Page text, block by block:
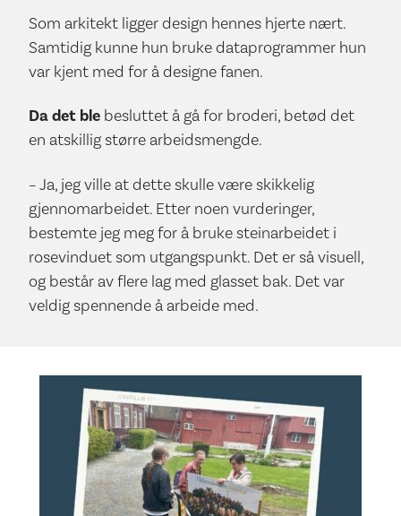
Som arkitekt ligger design hennes hjerte nært.
Samtidig kunne hun bruke dataprogrammer hun
var kjent med for å designe fanen.
Da det ble besluttet å gå for broderi, betød det
en atskillig større arbeidsmengde.
– Ja, jeg ville at dette skulle være skikkelig
gjennomarbeidet. Etter noen vurderinger,
bestemte jeg meg for å bruke steinarbeidet i
rosevinduet som utgangspunkt. Det er så visuell,
og består av flere lag med glasset bak. Det var
veldig spennende å arbeide med.